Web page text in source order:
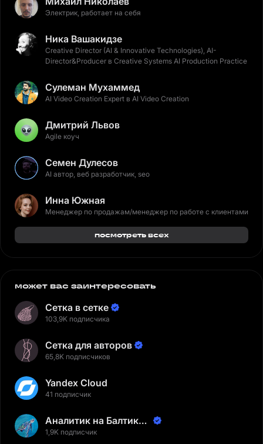
Электрик, работает на себя
Ника Вашакидзе
Creative Director (AI & Innovative Technologies), AI-
Director&Producer в Creative Systems AI Production Practice
Сулеман Мухаммед
AI Video Creation Expert в AI Video Creation
Дмитрий Львов
Agile коуч
Семен Дулесов
AI автор, веб разработчик, seo
Инна Южная
Менеджер по продажам/менеджер по работе с клиентами
посмотреть всех
может вас заинтересовать
Сетка в сетке
103,9K подписчика
Сетка для авторов
65,8K подписчиков
Yandex Cloud
41 подписчик
Аналитик на Балтике |
Неверов Станислав
1,9K подписчик